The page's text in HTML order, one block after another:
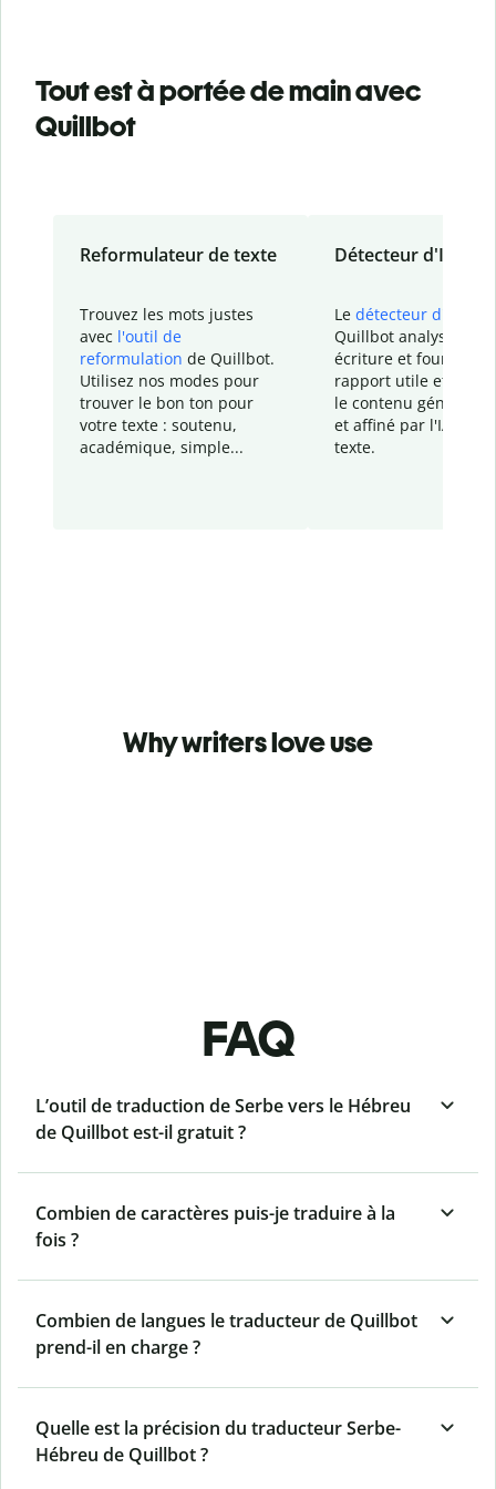
Tout est à portée de main avec
Quillbot
Reformulateur de texte
Trouvez les mots justes
avec l'outil de
reformulation de Quillbot.
Utilisez nos modes pour
trouver le bon ton pour
votre texte : soutenu,
académique, simple...
Détecteur d'IA
Le détecteur d'IA
Quillbot analyse votre
écriture et fournit un
rapport utile et
le contenu généré
et affiné par l'IA
texte.
Why writers love use
FAQ
L’outil de traduction de Serbe vers le Hébreu
de Quillbot est-il gratuit ?
Combien de caractères puis-je traduire à la
fois ?
Combien de langues le traducteur de Quillbot
prend-il en charge ?
Quelle est la précision du traducteur Serbe-
Hébreu de Quillbot ?